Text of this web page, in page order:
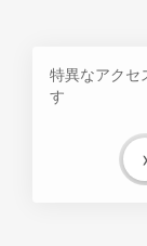
特異なアクセ
す
›